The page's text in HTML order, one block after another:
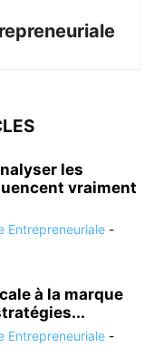
les
vraiment
Entrepreneuriale -
à la marque
Entrepreneuriale -